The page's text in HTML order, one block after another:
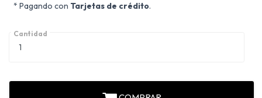
* Pagando con Tarjetas de crédito.
Cantidad